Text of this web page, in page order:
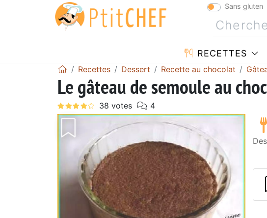
Sans gluten
RECETTES
Recettes Dessert Recette au chocolat
Le gâteau de semoule au